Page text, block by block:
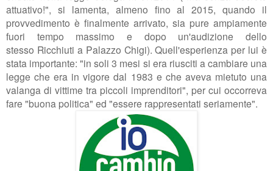
attuativo!", si lamenta, almeno fino al 2015, quando il
provvedimento è finalmente arrivato, sia pure ampiamente
fuori tempo massimo e dopo un'audizione dello
stesso Ricchiuti a Palazzo Chigi). Quell'esperienza per lui è
stata importante: "in soli 3 mesi si era riusciti a cambiare una
legge che era in vigore dal 1983 e che aveva mietuto una
valanga di vittime tra piccoli imprenditori", per cui occorreva
fare "buona politica" ed "essere rappresentati seriamente".